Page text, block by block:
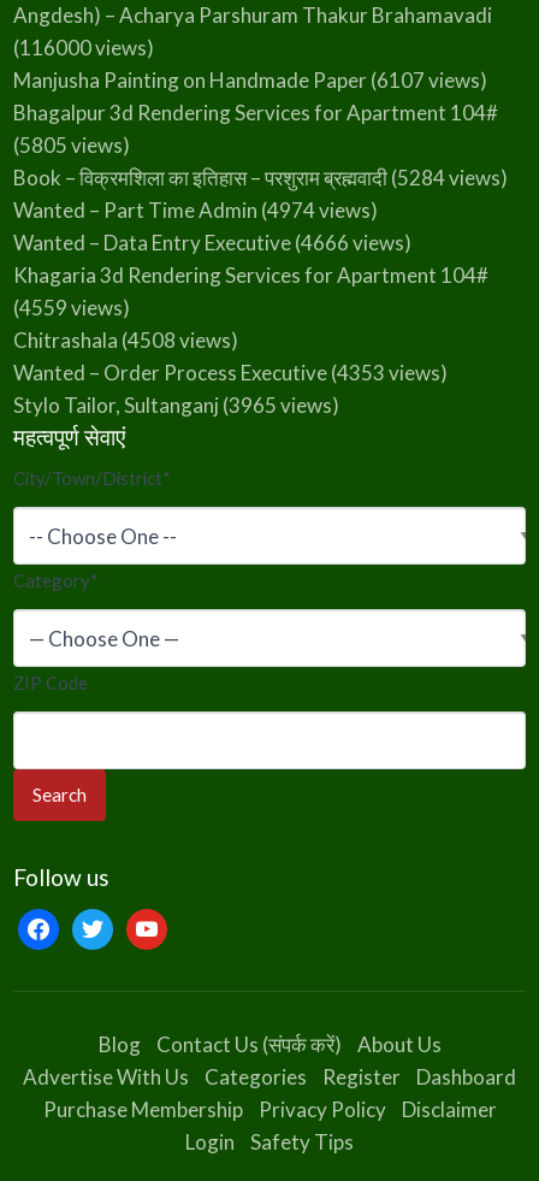
Angdesh) – Acharya Parshuram Thakur Brahamavadi
(116000 views)
Manjusha Painting on Handmade Paper(6107 views)
Bhagalpur 3d Rendering Services for Apartment 104#
(5805 views)
Book – विक्रमशिला का इतिहास – परशुराम ब्रह्मवादी(5284 views)
Wanted – Part Time Admin (4974 views)
Wanted – Data Entry Executive(4666 views)
Khagaria 3d Rendering Services for Apartment 104#
(4559 views)
Chitrashala (4508 views)
Wanted – Order Process Executive(4353 views)
Stylo Tailor, Sultanganj (3965 views)
महत्वपूर्ण सेवाएं
City/Town/District*
Category*
ZIP Code
Follow us
facebooktwitteryoutube
Blog Contact Us (संपर्क करें)
About Us
Advertise With Us
Categories Register
Dashboard
Purchase Membership
Privacy Policy
Disclaimer
Login
Safety Tips